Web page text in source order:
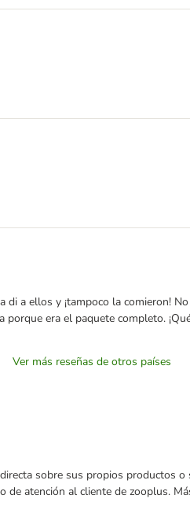
a ellos y ¡tampoco la comieron!
era el paquete completo.
Ver más reseñas de otros países
sobre sus propios productos
atención al cliente de zooplus.